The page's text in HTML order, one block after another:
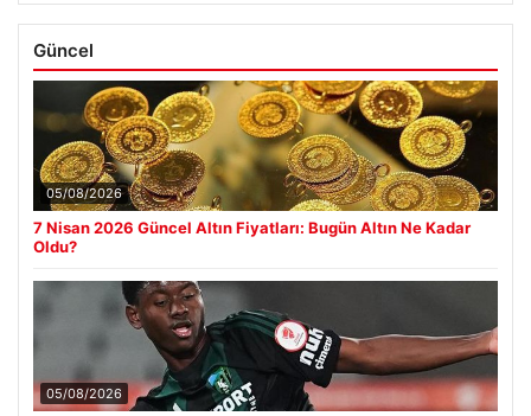
Güncel
05/08/2026
7 Nisan 2026 Güncel Altın Fiyatları: Bugün Altın Ne Kadar
Oldu?
05/08/2026